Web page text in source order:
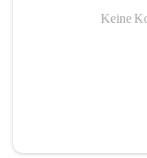
Keine